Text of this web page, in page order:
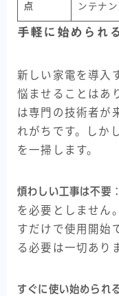
点
ンテナ
手軽に始められ
新しい家電を導入
悩ませることはあ
は専門の技術者が
れがちです。しか
を一掃します。
煩わしい工事は不要
を必要としません
すだけで使用開始
る必要は一切あり
すぐに使い始められ